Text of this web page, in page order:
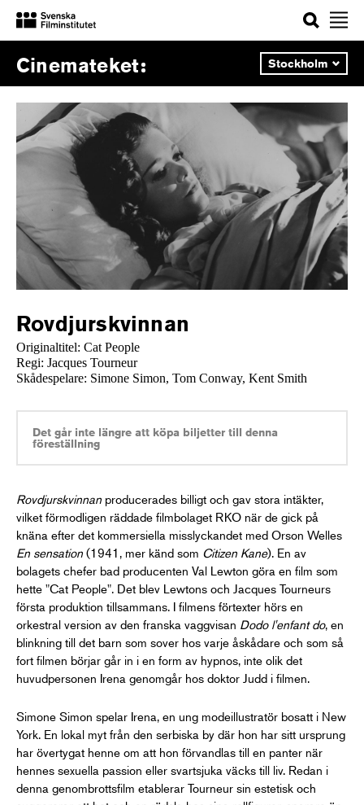
Sök
Cinemateket
Välj
stad:
Rovdjurskvinnan
Originaltitel: Cat People
Regi: Jacques Tourneur
Skådespelare: Simone Simon, Tom Conway, Kent Smith
Det går inte längre att köpa biljetter till denna
föreställning
Rovdjurskvinnan producerades billigt och gav stora intäkter,
vilket förmodligen räddade filmbolaget RKO när de gick på
knäna efter det kommersiella misslyckandet med Orson Welles
En sensation (1941, mer känd som Citizen Kane). En av
bolagets chefer bad producenten Val Lewton göra en film som
hette "Cat People". Det blev Lewtons och Jacques Tourneurs
första produktion tillsammans. I filmens förtexter hörs en
orkestral version av den franska vaggvisan Dodo l'enfant do, en
blinkning till det barn som sover hos varje åskådare och som så
fort filmen börjar går in i en form av hypnos, inte olik det
huvudpersonen Irena genomgår hos doktor Judd i filmen.
Simone Simon spelar Irena, en ung modeillustratör bosatt i New
York. En lokal myt från den serbiska by där hon har sitt ursprung
har övertygat henne om att hon förvandlas till en panter när
hennes sexuella passion eller svartsjuka väcks till liv. Redan i
denna genombrottsfilm etablerar Tourneur sin estetisk och